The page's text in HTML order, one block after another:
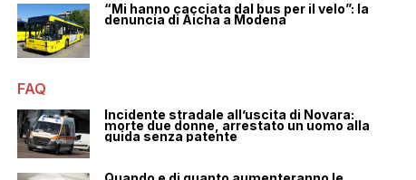
“Mi hanno cacciata dal bus per il velo”: la
denuncia di Aicha a Modena
FAQ
Incidente stradale all’uscita di Novara:
morte due donne, arrestato un uomo alla
guida senza patente